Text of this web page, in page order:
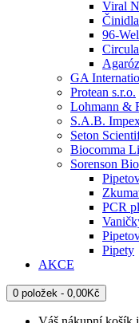
Viral
96-
GA
Protean s.r.o.
Lohmann &
S.A.B.
Seton
Biocomma
Sorenson
PCR
Pipety
AKCE
0 položek - 0,00Kč